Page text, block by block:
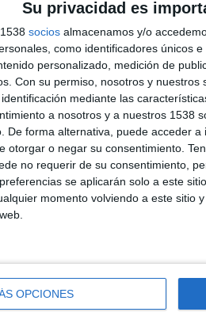
Su privacidad es
socios almacenamos y/o
como identificadores únicos
personalizado, medición de
Con su permiso, nosotros y nuestros
mediante las
a nosotros y a nuestros 1538
De forma alternativa, puede acceder
otorgar o negar su consentimiento.
no requerir de su consentimiento,
se aplicarán solo a este
momento volviendo a este sitio
OPCIONES
TOTAL
4
COMPETICIONES
RANKING POR COMPETICIONES